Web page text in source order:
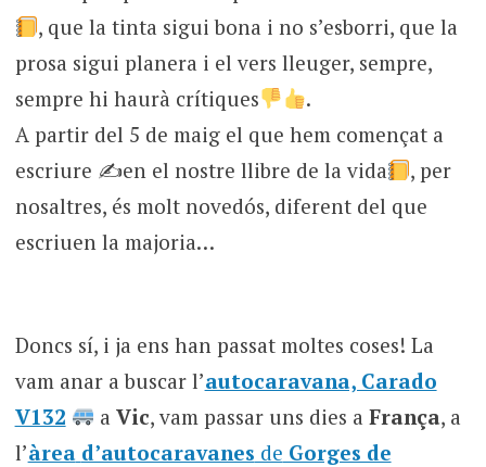
, que la tinta sigui bona i no s’esborri, que la
prosa sigui planera i el vers lleuger, sempre,
sempre hi haurà crítiques
.
A partir del 5 de maig el que hem començat a
escriure ✍en el nostre llibre de la vida
, per
nosaltres, és molt novedós, diferent del que
escriuen la majoria…
Doncs sí, i ja ens han passat moltes coses! La
vam anar a buscar l’autocaravana, Carado
V132
aVic, vam passar uns dies aFrança, a
l’àrea d’autocaravanes de Gorges de